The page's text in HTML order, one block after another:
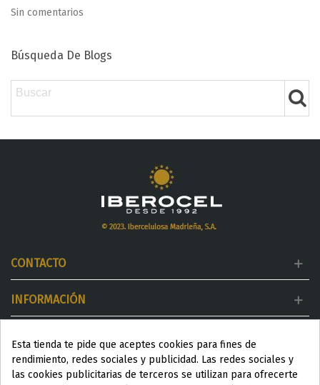
Sin comentarios
Búsqueda De Blogs
CONTACTO
INFORMACIÓN
DESTACADOS
Esta tienda te pide que aceptes cookies para fines de
rendimiento, redes sociales y publicidad. Las redes sociales y
las cookies publicitarias de terceros se utilizan para ofrecerte